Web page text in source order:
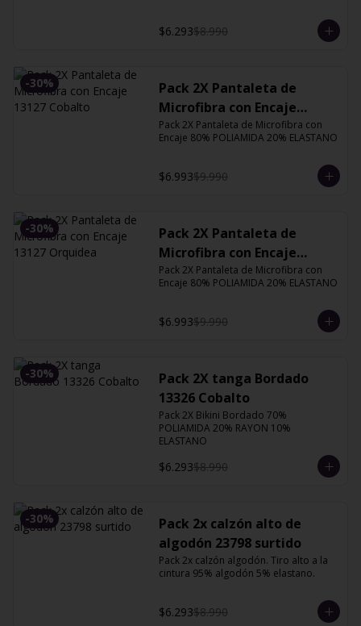
$6.293$8.990
-30%
Pack 2X Pantaleta de
Microfibra con Encaje
13127 Cobalto
Pack 2X Pantaleta de Microfibra con
Encaje 80% POLIAMIDA 20% ELASTANO
$6.993$9.990
-30%
Pack 2X Pantaleta de
Microfibra con Encaje
13127 Orquidea
Pack 2X Pantaleta de Microfibra con
Encaje 80% POLIAMIDA 20% ELASTANO
$6.993$9.990
-30%
Pack 2X tanga Bordado
13326 Cobalto
Pack 2X Bikini Bordado 70%
POLIAMIDA 20% RAYON 10%
ELASTANO
$6.293$8.990
-30%
Pack 2x calzón alto de
algodón 23798 surtido
Pack 2x calzón algodón. Tiro alto a la
cintura 95% algodón 5% elastano.
$6.293$8.990